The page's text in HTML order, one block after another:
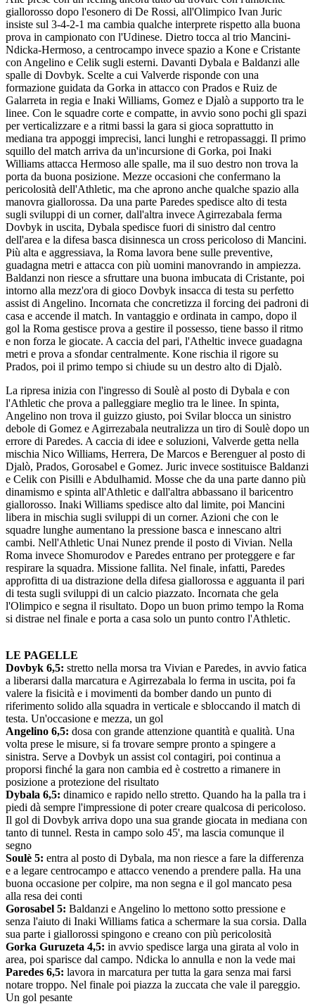
giallorosso dopo l'esonero di De Rossi, all'Olimpico Ivan Juric
insiste sul 3-4-2-1 ma cambia qualche interprete rispetto alla buona
prova in campionato con l'Udinese. Dietro tocca al trio Mancini-
Ndicka-Hermoso, a centrocampo invece spazio a Kone e Cristante
con Angelino e Celik sugli esterni. Davanti Dybala e Baldanzi alle
spalle di Dovbyk. Scelte a cui Valverde risponde con una
formazione guidata da Gorka in attacco con Prados e Ruiz de
Galarreta in regia e Inaki Williams, Gomez e Djalò a supporto tra le
linee. Con le squadre corte e compatte, in avvio sono pochi gli spazi
per verticalizzare e a ritmi bassi la gara si gioca soprattutto in
mediana tra appoggi imprecisi, lanci lunghi e retropassaggi. Il primo
squillo del match arriva da un'incursione di Gorka, poi Inaki
Williams attacca Hermoso alle spalle, ma il suo destro non trova la
porta da buona posizione. Mezze occasioni che confermano la
pericolosità dell'Athletic, ma che aprono anche qualche spazio alla
manovra giallorossa. Da una parte Paredes spedisce alto di testa
sugli sviluppi di un corner, dall'altra invece Agirrezabala ferma
Dovbyk in uscita, Dybala spedisce fuori di sinistro dal centro
dell'area e la difesa basca disinnesca un cross pericoloso di Mancini.
Più alta e aggressiava, la Roma lavora bene sulle preventive,
guadagna metri e attacca con più uomini manovrando in ampiezza.
Baldanzi non riesce a sfruttare una buona imbucata di Cristante, poi
intorno alla mezz'ora di gioco Dovbyk insacca di testa su perfetto
assist di Angelino. Incornata che concretizza il forcing dei padroni di
casa e accende il match. In vantaggio e ordinata in campo, dopo il
gol la Roma gestisce prova a gestire il possesso, tiene basso il ritmo
e non forza le giocate. A caccia del pari, l'Atheltic invece guadagna
metri e prova a sfondar centralmente. Kone rischia il rigore su
Prados, poi il primo tempo si chiude su un destro alto di Djalò.
La ripresa inizia con l'ingresso di Soulè al posto di Dybala e con
l'Athletic che prova a palleggiare meglio tra le linee. In spinta,
Angelino non trova il guizzo giusto, poi Svilar blocca un sinistro
debole di Gomez e Agirrezabala neutralizza un tiro di Soulè dopo un
errore di Paredes. A caccia di idee e soluzioni, Valverde getta nella
mischia Nico Williams, Herrera, De Marcos e Berenguer al posto di
Djalò, Prados, Gorosabel e Gomez. Juric invece sostituisce Baldanzi
e Celik con Pisilli e Abdulhamid. Mosse che da una parte danno più
dinamismo e spinta all'Athletic e dall'altra abbassano il baricentro
giallorosso. Inaki Williams spedisce alto dal limite, poi Mancini
libera in mischia sugli sviluppi di un corner. Azioni che con le
squadre lunghe aumentano la pressione basca e innescano altri
cambi. Nell'Athletic Unai Nunez prende il posto di Vivian. Nella
Roma invece Shomurodov e Paredes entrano per proteggere e far
respirare la squadra. Missione fallita. Nel finale, infatti, Paredes
approfitta di ua distrazione della difesa giallorossa e agguanta il pari
di testa sugli sviluppi di un calcio piazzato. Incornata che gela
l'Olimpico e segna il risultato. Dopo un buon primo tempo la Roma
si distrae nel finale e porta a casa solo un punto contro l'Athletic.
LE PAGELLE
Dovbyk 6,5: stretto nella morsa tra Vivian e Paredes, in avvio fatica
a liberarsi dalla marcatura e Agirrezabala lo ferma in uscita, poi fa
valere la fisicità e i movimenti da bomber dando un punto di
riferimento solido alla squadra in verticale e sbloccando il match di
testa. Un'occasione e mezza, un gol
Angelino 6,5: dosa con grande attenzione quantità e qualità. Una
volta prese le misure, si fa trovare sempre pronto a spingere a
sinistra. Serve a Dovbyk un assist col contagiri, poi continua a
proporsi finché la gara non cambia ed è costretto a rimanere in
posizione a protezione del risultato
Dybala 6,5: dinamico e rapido nello stretto. Quando ha la palla tra i
piedi dà sempre l'impressione di poter creare qualcosa di pericoloso.
Il gol di Dovbyk arriva dopo una sua grande giocata in mediana con
tanto di tunnel. Resta in campo solo 45', ma lascia comunque il
segno
Soulè 5: entra al posto di Dybala, ma non riesce a fare la differenza
e a legare centrocampo e attacco venendo a prendere palla. Ha una
buona occasione per colpire, ma non segna e il gol mancato pesa
alla resa dei conti
Gorosabel 5: Baldanzi e Angelino lo mettono sotto pressione e
senza l'aiuto di Inaki Williams fatica a schermare la sua corsia. Dalla
sua parte i giallorossi spingono e creano con più pericolosità
Gorka Guruzeta 4,5: in avvio spedisce larga una girata al volo in
area, poi sparisce dal campo. Ndicka lo annulla e non la vede mai
Paredes 6,5: lavora in marcatura per tutta la gara senza mai farsi
notare troppo. Nel finale poi piazza la zuccata che vale il pareggio.
Un gol pesante